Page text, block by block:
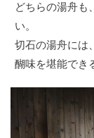
どちらの湯舟も
い。
切石の湯舟には
醐味を堪能でき